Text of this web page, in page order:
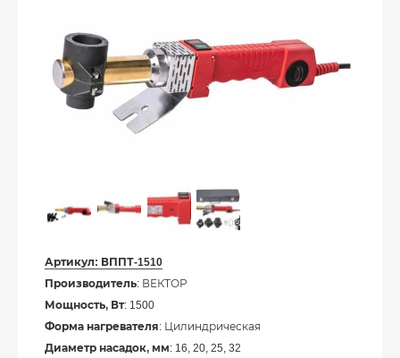
Артикул: ВППТ-1510
Производитель: ВЕКТОР
Мощность, Вт: 1500
Форма нагревателя: Цилиндрическая
Диаметр насадок, мм: 16, 20, 25, 32